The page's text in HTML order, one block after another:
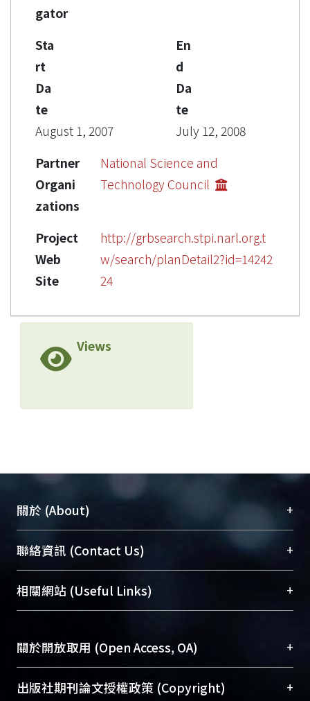
gator
Sta
rt
Da
te
August 1, 2007
En
d
Da
te
July 12, 2008
Partner
Organi
zations
National Science and
Technology Council
Project
Web
Site
http://grbsearch.stpi.narl.org.t
w/search/planDetail2?id=14242
24
Views
關於 (About) +
臺大位居世界頂尖大學之列，為永久珍藏及向國際
展現本校豐碩的研究成果及學術能量，圖書館整合
機構典藏（NTUR）與學術庫（AH）不同功能平
台，成為臺大學術典藏NTU scholars。期能整合研
成果。
To permanently archive and promote researcher
profiles and scholarly works, Library integrates the
聯絡資訊 (Contact Us) +
總館學科館員(Main Library)
醫學圖書館學科館員(Medical Library)
Sciences Library)
相關網站 (Useful Links) +
關於開放取用 (Open Access, OA) +
開放取用是從使用者角度提升資訊取用性的社會運
出版社期刊論文授權政策 (Copyright) +